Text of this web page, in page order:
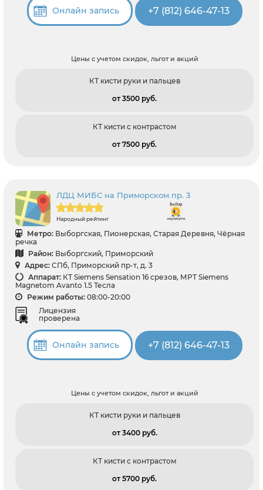
Онлайн запись +7 (812) 646-47-13
Цены с учетом скидок, льгот и акций
КТ кисти руки и пальцев
от 3500 pуб.
КТ кисти с контрастом
от 7500 pуб.
ЛДЦ МИБС на Приморском пр. 3
Народный рейтинг
Метро: Выборгская, Пионерская, Старая Деревня, Чёрная
речка
Район: Выборгский, Приморский
Адрес: СПб, Приморский пр-т, д. 3
Аппарат: КТ Siemens Sensation 16 срезов, МРТ Siemens
Magnetom Avanto 1.5 Тесла
Режим работы: 08:00-20:00
Лицензия
проверена
Онлайн запись +7 (812) 646-47-13
Цены с учетом скидок, льгот и акций
КТ кисти руки и пальцев
от 3400 pуб.
КТ кисти с контрастом
от 5700 pуб.